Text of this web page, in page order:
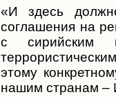
«И здесь
соглашения на
с сирийским
этому
нашим странам –